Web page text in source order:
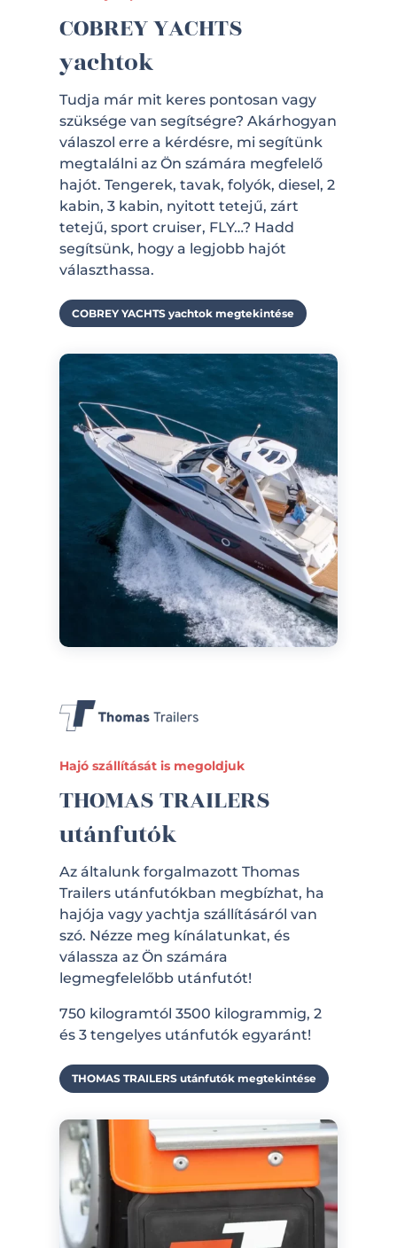
COBREY YACHTS
yachtok
Tudja már mit keres pontosan vagy
szüksége van segítségre? Akárhogyan
válaszol erre a kérdésre, mi segítünk
megtalálni az Ön számára megfelelő
hajót. Tengerek, tavak, folyók, diesel, 2
kabin, 3 kabin, nyitott tetejű, zárt
tetejű, sport cruiser, FLY…? Hadd
segítsünk, hogy a legjobb hajót
választhassa.
COBREY YACHTS yachtok megtekintése
Hajó szállítását is megoldjuk
THOMAS TRAILERS
utánfutók
Az általunk forgalmazott Thomas
Trailers utánfutókban megbízhat, ha
hajója vagy yachtja szállításáról van
szó. Nézze meg kínálatunkat, és
válassza az Ön számára
legmegfelelőbb utánfutót!
750 kilogramtól 3500 kilogrammig, 2
és 3 tengelyes utánfutók egyaránt!
THOMAS TRAILERS utánfutók megtekintése